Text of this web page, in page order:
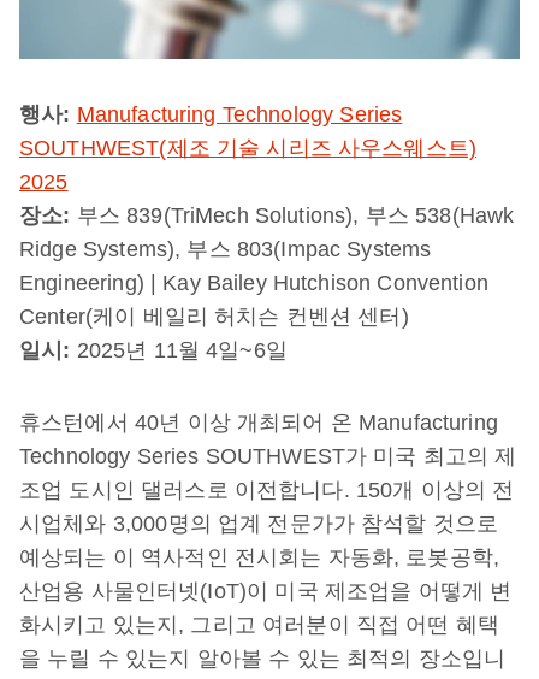
행사: Manufacturing Technology Series
SOUTHWEST(제조 기술 시리즈 사우스웨스트)
2025
장소: 부스 839(TriMech Solutions), 부스 538(Hawk
Ridge Systems), 부스 803(Impac Systems
Engineering) | Kay Bailey Hutchison Convention
Center(케이 베일리 허치슨 컨벤션 센터)
일시: 2025년 11월 4일~6일
휴스턴에서 40년 이상 개최되어 온 Manufacturing
Technology Series SOUTHWEST가 미국 최고의 제
조업 도시인 댈러스로 이전합니다. 150개 이상의 전
시업체와 3,000명의 업계 전문가가 참석할 것으로
예상되는 이 역사적인 전시회는 자동화, 로봇공학,
산업용 사물인터넷(IoT)이 미국 제조업을 어떻게 변
화시키고 있는지, 그리고 여러분이 직접 어떤 혜택
을 누릴 수 있는지 알아볼 수 있는 최적의 장소입니